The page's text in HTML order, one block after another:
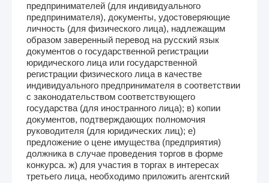
предпринимателей (для индивидуального
предпринимателя), документы, удостоверяющие
личность (для физического лица), надлежащим
образом заверенный перевод на русский язык
документов о государственной регистрации
юридического лица или государственной
регистрации физического лица в качестве
индивидуального предпринимателя в соответствии
с законодательством соответствующего
государства (для иностранного лица); в) копии
документов, подтверждающих полномочия
руководителя (для юридических лиц); е)
предложение о цене имущества (предприятия)
должника в случае проведения торгов в форме
конкурса. ж) для участия в торгах в интересах
третьего лица, необходимо приложить агентский